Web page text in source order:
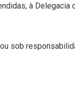
à
sob